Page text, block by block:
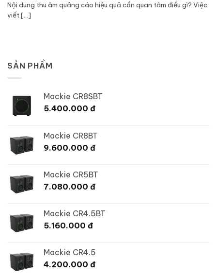
Nội dung thu âm quảng cáo hiệu quả cần quan tâm điều gì? Việc
viết [...]
SẢN PHẨM
Mackie CR8SBT
5.400.000 đ
Mackie CR8BT
9.600.000 đ
Mackie CR5BT
7.080.000 đ
Mackie CR4.5BT
5.160.000 đ
Mackie CR4.5
4.200.000 đ